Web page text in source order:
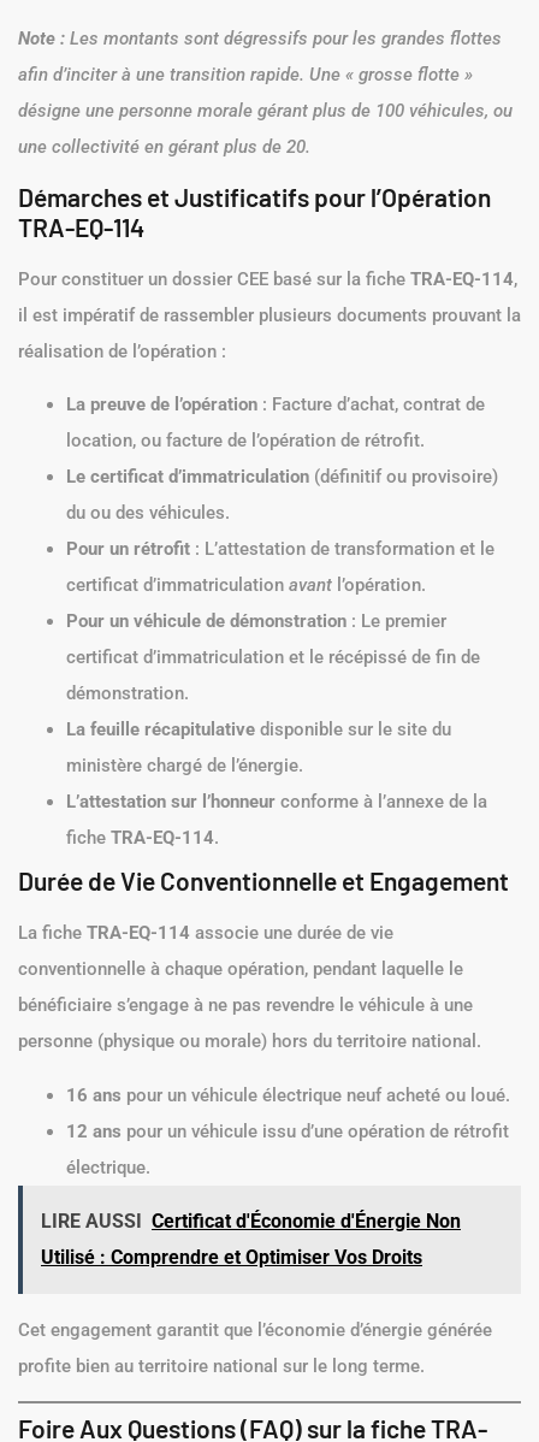
Note : Les montants sont dégressifs pour les grandes flottes
afin d’inciter à une transition rapide. Une « grosse flotte »
désigne une personne morale gérant plus de 100 véhicules, ou
une collectivité en gérant plus de 20.
Démarches et Justificatifs pour l’Opération
TRA-EQ-114
Pour constituer un dossier CEE basé sur la fiche TRA-EQ-114,
il est impératif de rassembler plusieurs documents prouvant la
réalisation de l’opération :
La preuve de l’opération : Facture d’achat, contrat de
location, ou facture de l’opération de rétrofit.
Le certificat d’immatriculation (définitif ou provisoire)
du ou des véhicules.
Pour un rétrofit : L’attestation de transformation et le
certificat d’immatriculation avant l’opération.
Pour un véhicule de démonstration : Le premier
certificat d’immatriculation et le récépissé de fin de
démonstration.
La feuille récapitulative disponible sur le site du
ministère chargé de l’énergie.
L’attestation sur l’honneur conforme à l’annexe de la
fiche TRA-EQ-114.
Durée de Vie Conventionnelle et Engagement
La fiche TRA-EQ-114 associe une durée de vie
conventionnelle à chaque opération, pendant laquelle le
bénéficiaire s’engage à ne pas revendre le véhicule à une
personne (physique ou morale) hors du territoire national.
16 ans pour un véhicule électrique neuf acheté ou loué.
12 ans pour un véhicule issu d’une opération de rétrofit
électrique.
LIRE AUSSI Certificat d'Économie d'Énergie Non
Utilisé : Comprendre et Optimiser Vos Droits
Cet engagement garantit que l’économie d’énergie générée
profite bien au territoire national sur le long terme.
Foire Aux Questions (FAQ) sur la fiche TRA-